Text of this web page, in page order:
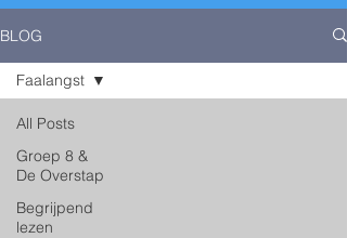
BLOG
All Posts
Groep 8 &
De Overstap
Begrijpend
lezen
Faalangst